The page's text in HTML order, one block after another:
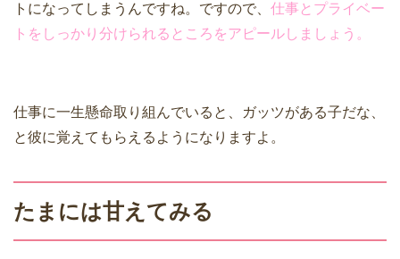
トになってしまうんですね。ですので、 仕事とプライベー
トをしっかり分けられるところをアピールしましょう。
仕事に一生懸命取り組んでいると、ガッツがある子だな、
と彼に覚えてもらえるようになりますよ。
たまには甘えてみる